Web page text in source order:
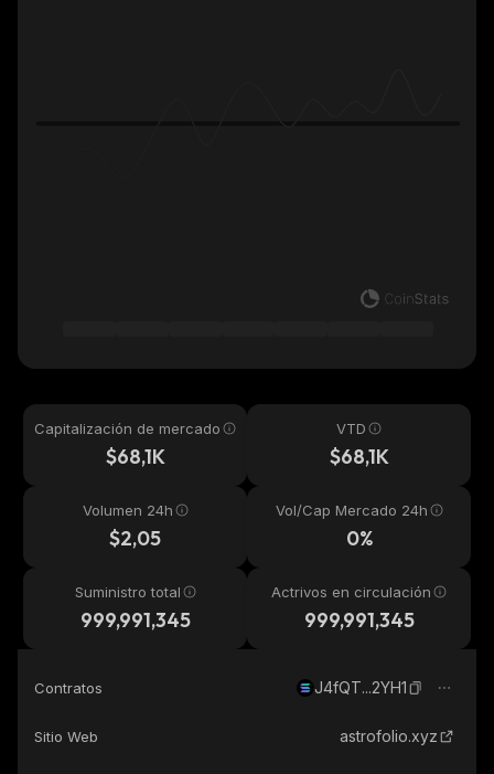
Capitalización de mercado
$68,1K
VTD
$68,1K
Volumen 24h
$2,05
Vol/Cap Mercado 24h
0%
Suministro total
999,991,345
Actrivos en circulación
999,991,345
Contratos J4fQT...2YH1
Sitio Web astrofolio.xyz